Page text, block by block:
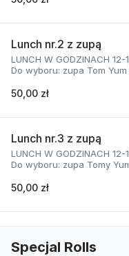
Lunch nr.2 z zupą
LUNCH W GODZINACH 12-
Do wyboru: zupa Tom
50,00 zł
Lunch nr.3 z zupą
LUNCH W GODZINACH 12-16 (PON-PT)
Do wyboru: zupa Tomy
50,00 zł
Specjal Rolls